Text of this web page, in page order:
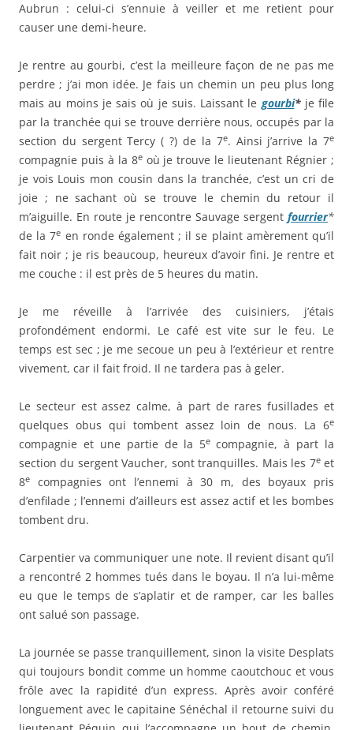
Aubrun : celui-ci s’ennuie à veiller et me retient pour
causer une demi-heure.
Je rentre au gourbi, c’est la meilleure façon de ne pas me
perdre ; j’ai mon idée. Je fais un chemin un peu plus long
mais au moins je sais où je suis. Laissant legourbi* je file
par la tranchée qui se trouve derrière nous, occupés par la
section du sergent Tercy ( ?) de la 7e. Ainsi j’arrive la 7e
compagnie puis à la 8eoù je trouve le lieutenant Régnier ;
je vois Louis mon cousin dans la tranchée, c’est un cri de
joie ; ne sachant où se trouve le chemin du retour il
m’aiguille. En route je rencontre Sauvage sergent fourrier*
de la 7e en ronde également ; il se plaint amèrement qu’il
fait noir ; je ris beaucoup, heureux d’avoir fini. Je rentre et
me couche : il est près de 5 heures du matin.
Je me réveille à l’arrivée des cuisiniers, j’étais
profondément endormi. Le café est vite sur le feu. Le
temps est sec ; je me secoue un peu à l’extérieur et rentre
vivement, car il fait froid. Il ne tardera pas à geler.
Le secteur est assez calme, à part de rares fusillades et
quelques obus qui tombent assez loin de nous. La 6e
compagnie et une partie de la 5e compagnie, à part la
section du sergent Vaucher, sont tranquilles. Mais les 7eet
8e
compagnies ont l’ennemi à 30 m, des boyaux pris
d’enfilade ; l’ennemi d’ailleurs est assez actif et les bombes
tombent dru.
Carpentier va communiquer une note. Il revient disant qu’il
a rencontré 2 hommes tués dans le boyau. Il n’a lui-même
eu que le temps de s’aplatir et de ramper, car les balles
ont salué son passage.
La journée se passe tranquillement, sinon la visite Desplats
qui toujours bondit comme un homme caoutchouc et vous
frôle avec la rapidité d’un express. Après avoir conféré
longuement avec le capitaine Sénéchal il retourne suivi du